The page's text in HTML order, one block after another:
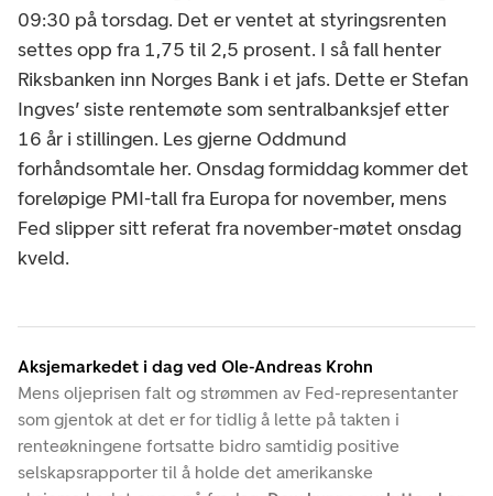
09:30 på torsdag. Det er ventet at styringsrenten
settes opp fra 1,75 til 2,5 prosent. I så fall henter
Riksbanken inn Norges Bank i et jafs. Dette er Stefan
Ingves’ siste rentemøte som sentralbanksjef etter
16 år i stillingen. Les gjerne Oddmund
forhåndsomtale her. Onsdag formiddag kommer det
foreløpige PMI-tall fra Europa for november, mens
Fed slipper sitt referat fra november-møtet onsdag
kveld.
Aksjemarkedet i dag ved Ole-Andreas Krohn
Mens oljeprisen falt og strømmen av Fed-representanter
som gjentok at det er for tidlig å lette på takten i
renteøkningene fortsatte bidro samtidig positive
selskapsrapporter til å holde det amerikanske